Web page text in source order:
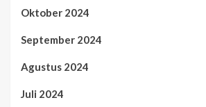
Oktober 2024
September 2024
Agustus 2024
Juli 2024